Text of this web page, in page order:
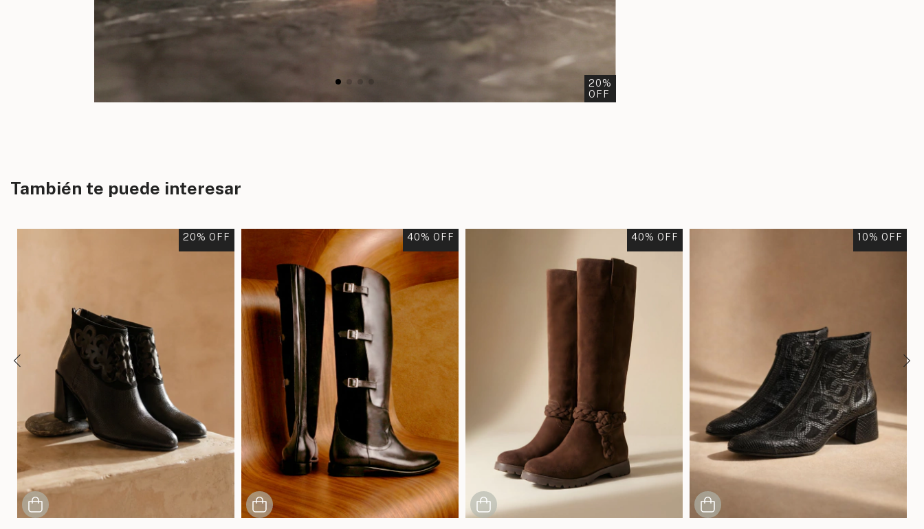
20%
OFF
También te puede interesar
20% OFF 40% OFF 40% OFF 10% OFF